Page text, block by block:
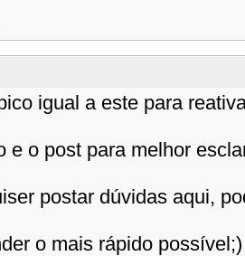
igual a este para
e o post para melhor
postar dúvidas aqui,
o mais rápido possível;)